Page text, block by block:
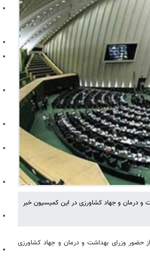
درمان و جهاد کشاورزی در این کمیسیون خبر
وزرای بهداشت و درمان و جهاد کشاورزی